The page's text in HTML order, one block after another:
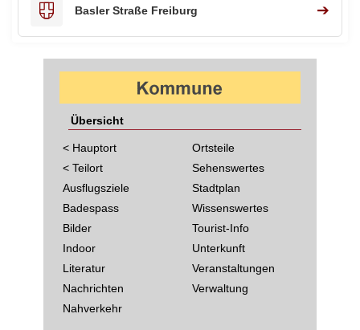
Basler Straße Freiburg ➔
Übersicht
< Hauptort
< Teilort
Ausflugsziele
Badespass
Bilder
Indoor
Literatur
Nachrichten
Nahverkehr
Ortsteile
Sehenswertes
Stadtplan
Wissenswertes
Tourist-Info
Unterkunft
Veranstaltungen
Verwaltung